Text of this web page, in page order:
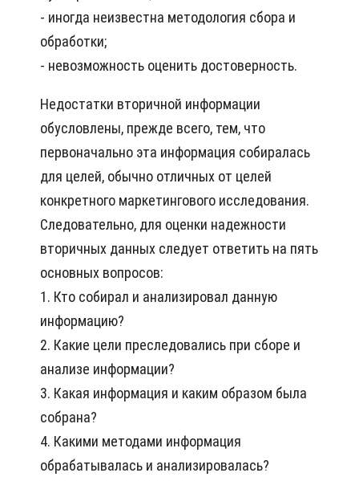
- иногда неизвестна методология сбора и
обработки;
- невозможность оценить достоверность.
Недостатки вторичной информации
обусловлены, прежде всего, тем, что
первоначально эта информация собиралась
для целей, обычно отличных от целей
конкретного маркетингового исследования.
Следовательно, для оценки надежности
вторичных данных следует ответить на пять
основных вопросов:
1. Кто собирал и анализировал данную
информацию?
2. Какие цели преследовались при сборе и
анализе информации?
3. Какая информация и каким образом была
собрана?
4. Какими методами информация
обрабатывалась и анализировалась?